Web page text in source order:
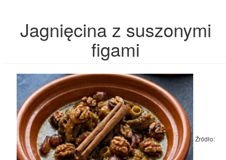
Jagnięcina z suszonymi
figami
Źródło: